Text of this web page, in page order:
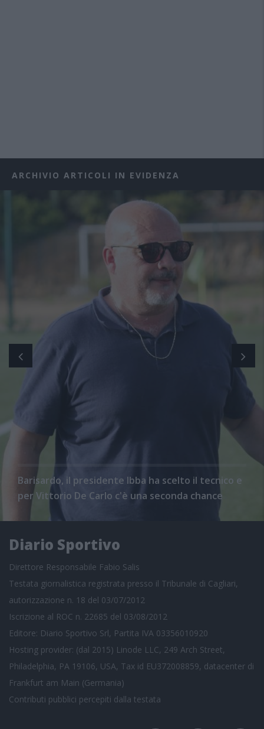
ARCHIVIO ARTICOLI IN EVIDENZA
Barisardo, il presidente Ibba ha scelto il tecnico e
per Vittorio De Carlo c'è una seconda chance
Diario Sportivo
Direttore Responsabile Fabio Salis
Testata giornalistica registrata presso il Tribunale di Cagliari,
autorizzazione n. 18 del 03/07/2012
Iscrizione al ROC n. 22685 del 03/08/2012
Editore: Diario Sportivo Srl, Partita IVA 03356010920
Hosting provider: (dal 2015) Linode LLC, 249 Arch Street,
Philadelphia, PA 19106, USA, Tax id EU372008859, datacenter di
Frankfurt am Main (Germania)
Contributi pubblici percepiti dalla testata